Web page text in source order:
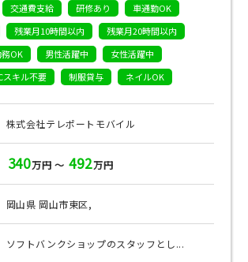
交通費支給 研修あり
車通勤OK
残業月10時間以内
残業月20時間以内
OK 男性活躍中
女性活躍中
スキル不要 制服貸与 ネイルOK
株式会社テレポートモバイル
340万円 ～ 492万円
岡山県 岡山市東区,
ソフトバンクショップのスタッフとし...